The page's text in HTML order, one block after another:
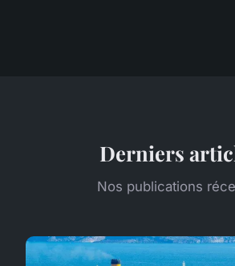
Derniers
Nos publications